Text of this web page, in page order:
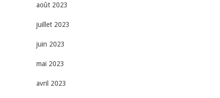
août 2023
juillet 2023
juin 2023
mai 2023
avril 2023